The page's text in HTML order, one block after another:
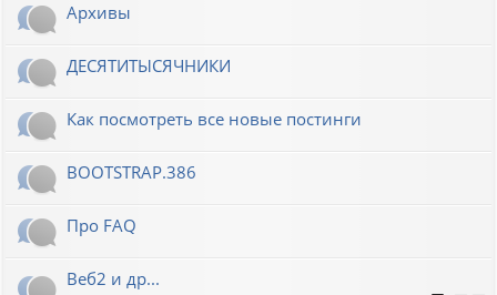
Архивы
ДЕСЯТИТЫСЯЧНИКИ
Как посмотреть все новые постинги
BOOTSTRAP.386
Про FAQ
Веб2 и др...